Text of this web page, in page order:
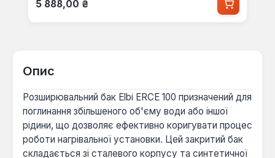
5 888,00 ₴
Опис
Розширювальний бак Elbi ERCE 100 призначений для
поглинання збільшеного об'єму води або іншої
рідини, що дозволяє ефективно коригувати процес
роботи нагрівальної установки. Цей закритий бак
складається зі сталевого корпусу та синтетичної